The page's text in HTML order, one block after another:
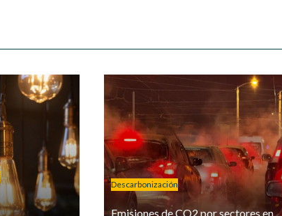
Descarbonización
Emisiones de CO2 por sectores en